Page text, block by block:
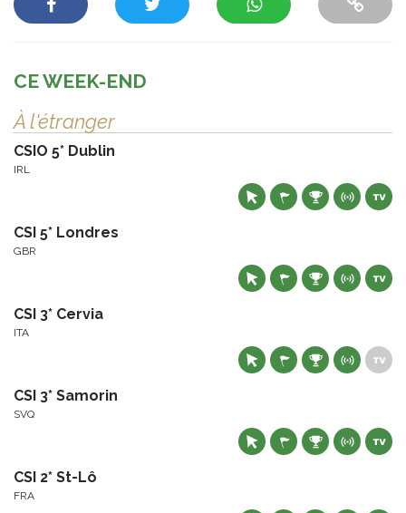
CE WEEK-END
À l'étranger
CSIO 5* Dublin
IRL
CSI 5* Londres
GBR
CSI 3* Cervia
ITA
CSI 3* Samorin
SVQ
CSI 2* St-Lô
FRA